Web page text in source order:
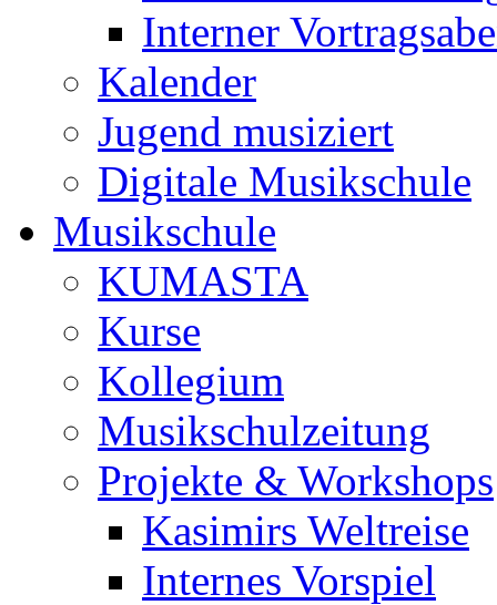
Interner
Kalender
Jugend musiziert
Digitale Musikschule
Musikschule
KUMASTA
Kurse
Kollegium
Musikschulzeitung
Projekte & Workshops
Kasimirs Weltreise
Internes Vorspiel